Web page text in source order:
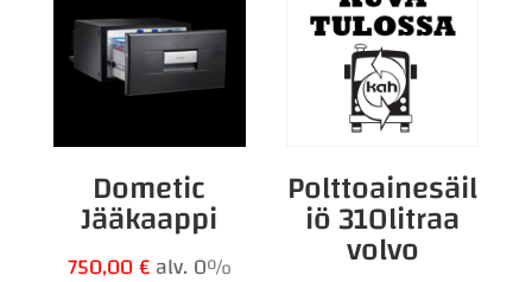
Dometic
Jääkaappi
750,00€alv. 0%
Polttoainesäil
iö 310litraa
volvo